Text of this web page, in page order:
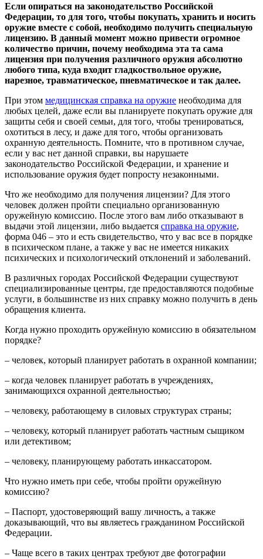
Если опираться на законодательство Российской
Федерации, то для того, чтобы покупать, хранить и носить
оружие вместе с собой, необходимо получить специальную
лицензию. В данный момент можно привести огромное
количество причин, почему необходима эта та сама
лицензия при получения различного оружия абсолютно
любого типа, куда входит гладкоствольное оружие,
нарезное, травматическое, пневматическое и так далее.
При этом медицинская справка на оружие необходима для
любых целей, даже если вы планируете покупать оружие для
защиты себя и своей семьи, для того, чтобы тренироваться,
охотиться в лесу, и даже для того, чтобы организовать
охранную деятельность. Помните, что в противном случае,
если у вас нет данной справки, вы нарушаете
законодательство Российской Федерации, и хранение и
использование оружия будет попросту незаконными.
Что же необходимо для получения лицензии? Для этого
человек должен пройти специально организованную
оружейную комиссию. После этого вам либо отказывают в
выдачи этой лицензии, либо выдается справка на оружие,
форма 046 – это и есть свидетельство, что у вас все в порядке
в психическом плане, а также у вас не имеется никаких
психических и психологический отклонений и заболеваний.
В различных городах Российской Федерации существуют
специализированные центры, где предоставляются подобные
услуги, в большинстве из них справку можно получить в день
обращения клиента.
Когда нужно проходить оружейную комиссию в обязательном
порядке?
– человек, который планирует работать в охранной компании;
– когда человек планирует работать в учреждениях,
занимающихся охранной деятельностью;
– человеку, работающему в силовых структурах страны;
– человеку, который планирует работать частным сыщиком
или детективом;
– человеку, планирующему работать инкассатором.
Что нужно иметь при себе, чтобы пройти оружейную
комиссию?
– Паспорт, удостоверяющий вашу личность, а также
доказывающий, что вы являетесь гражданином Российской
Федерации.
– Чаще всего в таких центрах требуют две фотографии